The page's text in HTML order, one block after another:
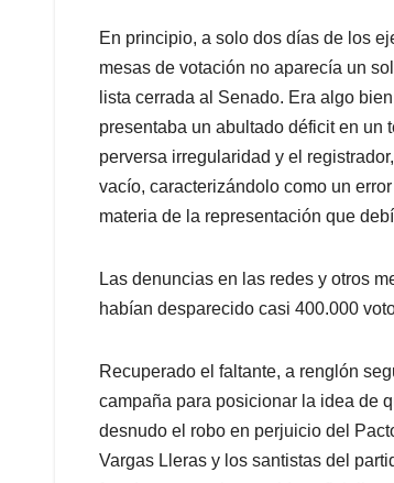
En principio, a solo dos días de los
mesas de votación no aparecía un
lista cerrada al Senado. Era algo
presentaba un abultado déficit en un
perversa irregularidad y el
vacío, caracterizándolo como un
materia de la representación que
Las denuncias en las redes y otros
habían desparecido casi 400.000
Recuperado el faltante, a renglón
campaña para posicionar la idea de
desnudo el robo en perjuicio del
Vargas Lleras y los santistas del